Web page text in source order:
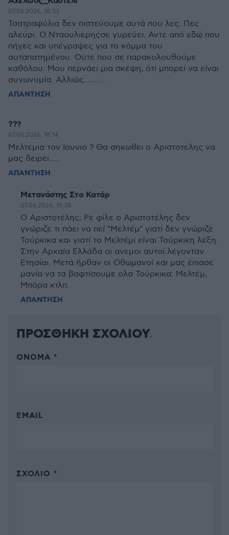
07.06.2026, 18:33
Τσατραφύλια δεν πιστεύουμε αυτά που λες. Πες
αλεύρι. Ο Νταουλιερηςσε γυρεύει. Αντε από εδώ που
πήγες και υπέγραψες για το κόμμα του
αυταπατημένου. Ούτε που σε παρακολουθούμε
καθόλου. Μου περνάει μια σκέψη, ότι μπορεί να είναι
συνωνυμία. Αλλιώς...........
ΑΠΑΝΤΗΣΗ
???
07.06.2026, 18:14
Μελτεμια τον Ιουνιο ? Θα σηκωθει ο Αριστοτελης να
μας δειρει.....
ΑΠΑΝΤΗΣΗ
Μετανάστης Στο Κατάρ
07.06.2026, 19:38
Ο Αριστοτέλης; Ρε φίλε ο Αριστοτέλης δεν
γνώριζε τι πάει να πεί "Μελτέμ" γιατί δεν γνώριζε
Τούρκικα και γιατί το Μελτέμι είναι Τούρκικη λέξη.
Στην Αρχαία Ελλάδα οι ανεμοι αυτοί λέγονταν
Ετησίαι. Μετά ήρθαν οι Οθωμανοί και μας έπιασε
μανία να τα βαφτίσουμε ολα Τούρκικα: Μελτέμ,
Μπόρα κτλπ.
ΑΠΑΝΤΗΣΗ
ΠΡΟΣΘΗΚΗ ΣΧΟΛΙΟΥ
ΌΝΟΜΑ *
EMAIL
ΣΧΌΛΙΟ *